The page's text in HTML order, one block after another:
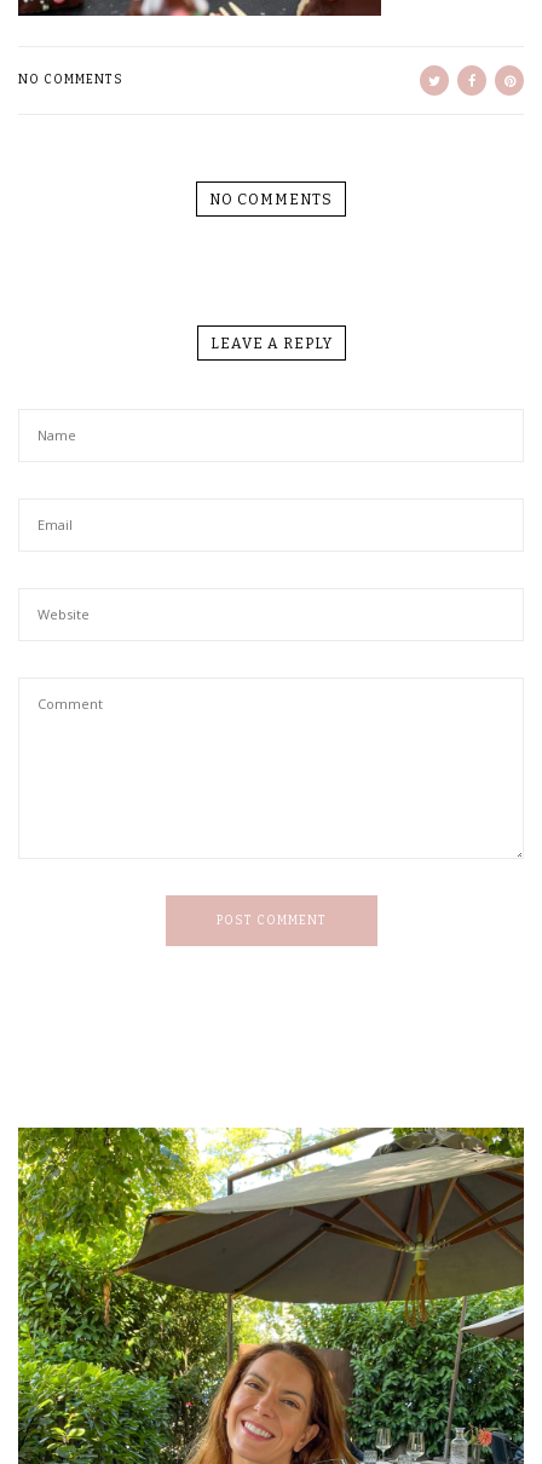
NO COMMENTS
NO COMMENTS
LEAVE A REPLY
POST COMMENT